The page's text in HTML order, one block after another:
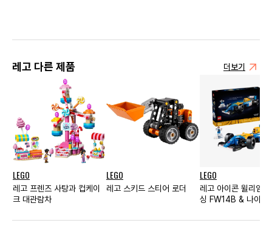
레고 다른 제품 더보기
LEGO
레고 프렌즈 사탕과 컵케이
크 대관람차
LEGO
레고 스키드 스티어 로더
LEGO
레고 아이콘 윌리엄
싱 FW14B & 나이젤